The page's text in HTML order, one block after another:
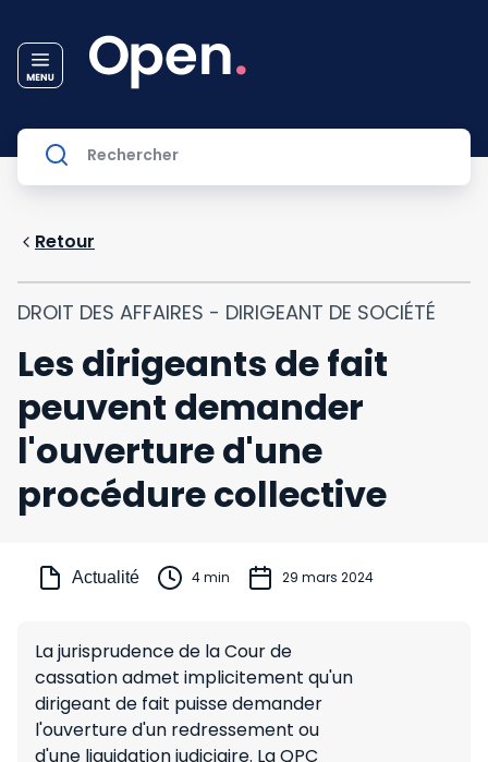
Retour
DROIT DES AFFAIRES - DIRIGEANT DE SOCIÉTÉ
Les dirigeants de fait
peuvent demander
l'ouverture d'une
procédure collective
Actualité 4 min 29 mars 2024
La jurisprudence de la Cour de
cassation admet implicitement qu'un
dirigeant de fait puisse demander
l'ouverture d'un redressement ou
d'une liquidation judiciaire. La QPC